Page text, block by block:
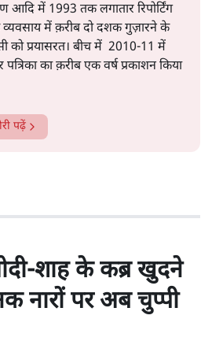
आदि में 1993 तक लगातार रिपोर्टिंग
व्यवसाय में क़रीब दो दशक गुज़ारने के
को प्रयासरत। बीच में 2010-11 में
का क़रीब एक वर्ष प्रकाशन किया
पढ़ें
शाह के कब्र खुदने
नारों पर अब चुप्पी